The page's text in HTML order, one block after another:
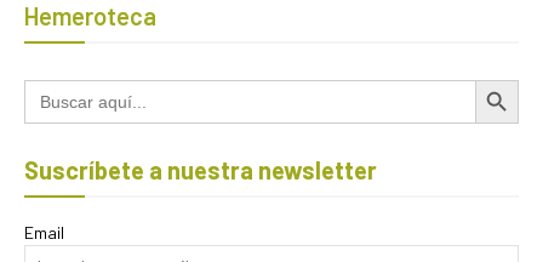
Hemeroteca
Buscar: Botón de
Suscríbete a nuestra newsletter
Email